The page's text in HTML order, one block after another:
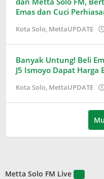
Emas dan Cuci
Kota Solo, MettaUPDATE
Banyak Untung! Beli
J5 Ismoyo Dapat Harga
Kota Solo, MettaUPDATE
Metta Solo FM Live